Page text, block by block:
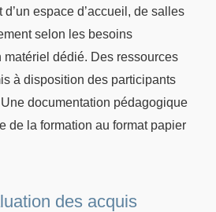
espace d’accueil, de salles
selon les besoins
matériel dédié. Des ressources
à disposition des participants
documentation pédagogique
de la formation au format papier
des acquis